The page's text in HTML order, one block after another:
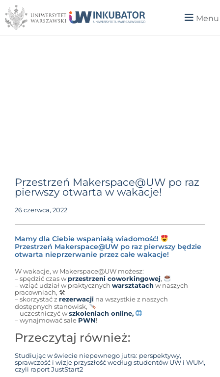
Menu
Przestrzeń Makerspace@UW po raz
pierwszy otwarta w wakacje!
26 czerwca, 2022
Mamy dla Ciebie wspaniałą wiadomość!
Przestrzeń Makerspace@UW po raz pierwszy będzie
otwarta nieprzerwanie przez całe wakacje!
W wakacje, w Makerspace@UW możesz:
– spędzić czas w przestrzeni coworkingowej,
– wziąć udział w praktycznych warsztatach w naszych
pracowniach, 🛠
– skorzystać z rezerwacji na wszystkie z naszych
dostępnych stanowisk,
– uczestniczyć w szkoleniach online,
– wynajmować sale PWN!
Przeczytaj również:
Studiując w świecie niepewnego jutra: perspektywy,
sprawczość i wizje przyszłość według studentów UW i WUM,
czyli raport JustStart2